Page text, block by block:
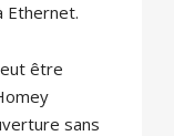
Ethernet.
être
sans